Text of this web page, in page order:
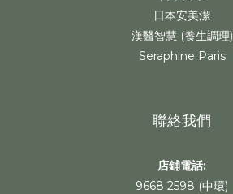
日本安美潔
漢醫智慧 (養生調理)
Seraphine Paris
聯絡我們
店鋪電話:
9668 2598 (中環)